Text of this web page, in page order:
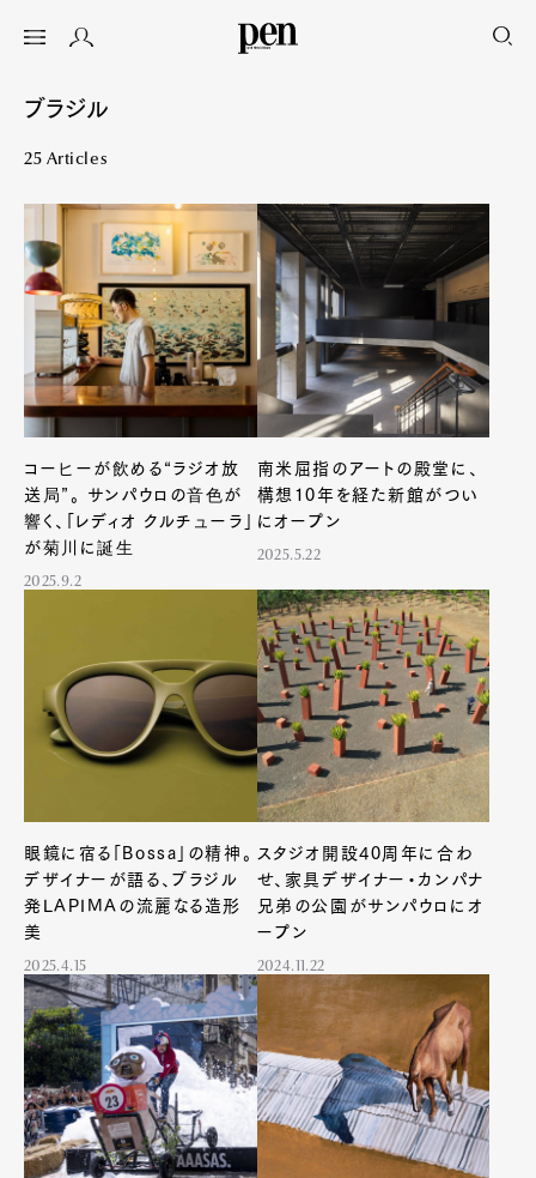
ブラジル
25 Articles
コーヒーが飲める“ラジオ放
送局”。 サンパウロの音色が
響く、「レディオ クルチューラ」
が菊川に誕生
2025.9.2
南米屈指のアートの殿堂に、
構想10年を経た新館がつい
にオープン
2025.5.22
眼鏡に宿る「Bossa」の精神。
デザイナーが語る、ブラジル
発LAPIMAの流麗なる造形
美
2025.4.15
スタジオ開設40周年に合わ
せ、家具デザイナー・カンパナ
兄弟の公園がサンパウロにオ
ープン
2024.11.22